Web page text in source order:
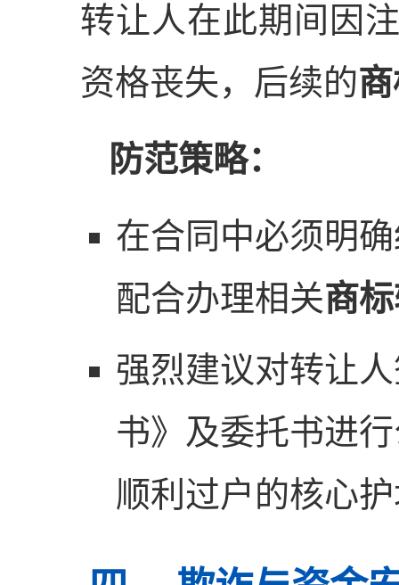
转让人在此期间因
资格丧失，后续的
防范策略：
在合同中必须明
配合办理相关商
强烈建议对转让
书》及委托书进
顺利过户的核心